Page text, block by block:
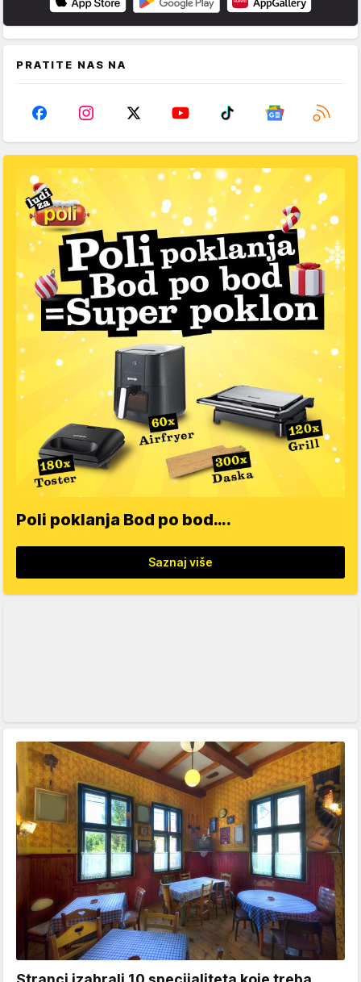
PRATITE NAS NA
Poli poklanja Bod po bod….
Saznaj više